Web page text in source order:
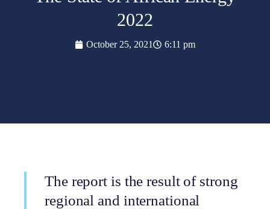
2022
October 25, 2021 6:11 pm
The report is the result of strong
regional and international